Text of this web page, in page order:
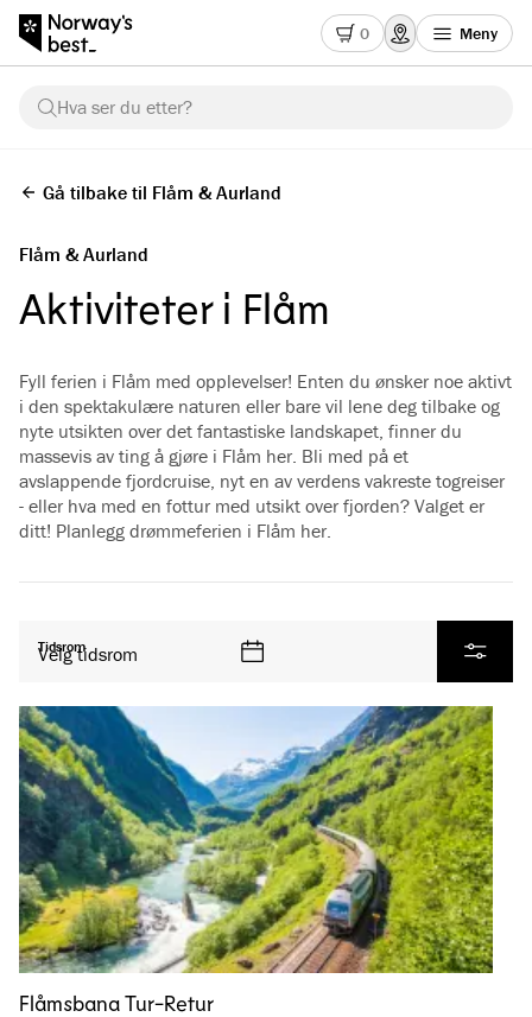
0 Meny
Hva ser du etter?
Gå tilbake til Flåm & Aurland
Flåm & Aurland
Aktiviteter i Flåm
Fyll ferien i Flåm med opplevelser! Enten du ønsker noe aktivt
i den spektakulære naturen eller bare vil lene deg tilbake og
nyte utsikten over det fantastiske landskapet, finner du
massevis av ting å gjøre i Flåm her. Bli med på et
avslappende fjordcruise, nyt en av verdens vakreste togreiser
- eller hva med en fottur med utsikt over fjorden? Valget er
ditt! Planlegg drømmeferien i Flåm her.
Filtrer
Tidsrom
Velg tidsrom
Flåmsbana Tur-Retur